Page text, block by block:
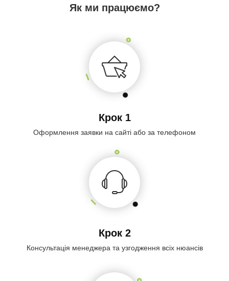
Як ми працюємо?
Крок 1
Оформлення заявки на сайті або за телефоном
Крок 2
Консультація менеджера та узгодження всіх нюансів